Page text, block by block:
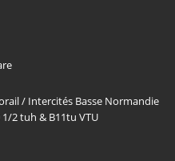
/ Intercités Basse Normandie
1/2 tuh & B11tu VTU